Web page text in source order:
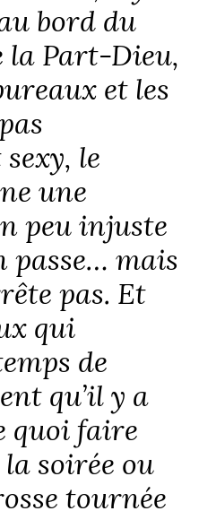
bord du
la Part-Dieu,
et les
le
une
peu injuste
passe… mais
pas. Et
qui
de
qu’il y a
quoi faire
soirée ou
tournée